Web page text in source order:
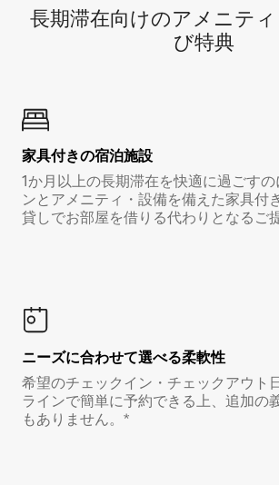
長期滞在向け⁠のア⁠メ⁠ニ⁠テ⁠ィ⁠
び特⁠典
家具付き⁠の宿⁠泊⁠施⁠設
1か月以上の長期滞在を快適に過ごす
ンとアメニティ・設備を備えた家具付
貸しでお部屋を借りる代わりとなるご
ニーズに合わせて選べる柔軟性
希望のチェックイン・チェックアウト
ラインで簡単に予約できる上、追加の
もありません。*